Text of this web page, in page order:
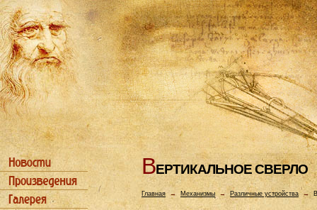
ВЕРТИКАЛЬHОЕ СВЕРЛО
Главная→ Механизмы →Различные устройства →